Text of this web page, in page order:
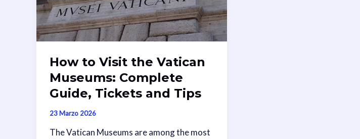
How to Visit the Vatican
Museums: Complete
Guide, Tickets and Tips
23 Marzo 2026
The Vatican Museums are among the most